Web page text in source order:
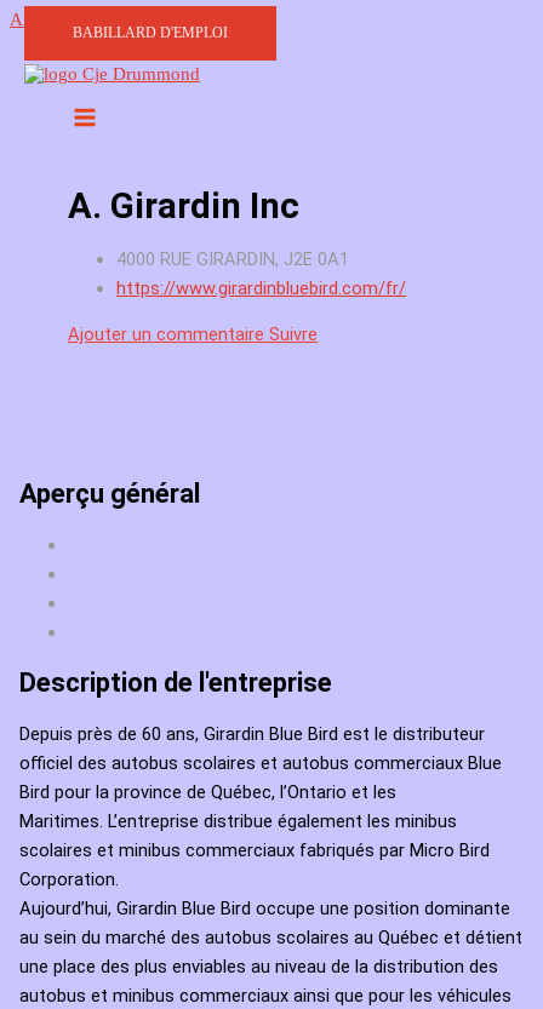
Aller au contenu
BABILLARD D'EMPLOI
A. Girardin Inc
4000 RUE GIRARDIN, J2E 0A1
https://www.girardinbluebird.com/fr/
Ajouter un commentaire Suivre
Aperçu général
Description de l'entreprise
Depuis près de 60 ans, Girardin Blue Bird est le distributeur
officiel des autobus scolaires et autobus commerciaux Blue
Bird pour la province de Québec, l’Ontario et les
Maritimes. L’entreprise distribue également les minibus
scolaires et minibus commerciaux fabriqués par Micro Bird
Corporation.
Aujourd’hui, Girardin Blue Bird occupe une position dominante
au sein du marché des autobus scolaires au Québec et détient
une place des plus enviables au niveau de la distribution des
autobus et minibus commerciaux ainsi que pour les véhicules